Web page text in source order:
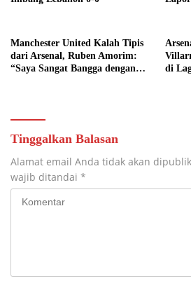
Manchester United Kalah Tipis
dari Arsenal, Ruben Amorim:
“Saya Sangat Bangga dengan
di
Tinggalkan Balasan
Alamat email Anda tidak akan
wajib ditandai *